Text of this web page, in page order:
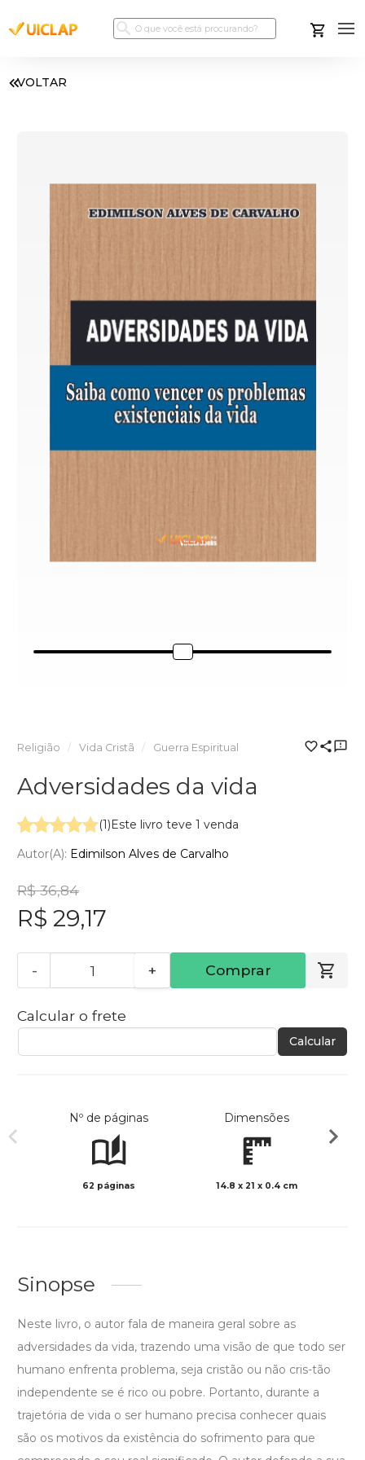
VOLTAR
Religião Vida Cristã Guerra Espiritual
Adversidades da vida
(1)Este livro teve 1 venda
Autor(a): Edimilson Alves de Carvalho
R$ 36,84
R$ 29,17
- + Comprar
Calcular o frete
Calcular
Nº de páginas
62 páginas
Dimensões
14.8 x 21 x 0.4 cm
Sinopse
Neste livro, o autor fala de maneira geral sobre as
adversidades da vida, trazendo uma visão de que todo ser
humano enfrenta problema, seja cristão ou não cris-tão
independente se é rico ou pobre. Portanto, durante a
trajetória de vida o ser humano precisa conhecer quais
são os motivos da existência do sofrimento para que